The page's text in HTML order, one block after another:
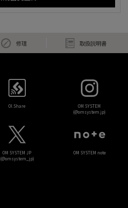
修理 取扱説明書
OI.Share
OM SYSTEM
(@omsystem.jp)
OM SYSTEM JP
(@omsystem_jp)
OM SYSTEM note